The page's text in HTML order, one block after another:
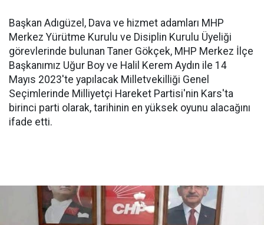
Başkan Adıgüzel, Dava ve hizmet adamları MHP
Merkez Yürütme Kurulu ve Disiplin Kurulu Üyeliği
görevlerinde bulunan Taner Gökçek, MHP Merkez İlçe
Başkanımız Uğur Boy ve Halil Kerem Aydın ile 14
Mayıs 2023'te yapılacak Milletvekilliği Genel
Seçimlerinde Milliyetçi Hareket Partisi'nin Kars'ta
birinci parti olarak, tarihinin en yüksek oyunu alacağını
ifade etti.